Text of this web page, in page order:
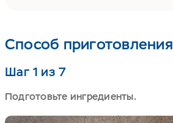
Способ приготовления
Шаг 1 из 7
Подготовьте ингредиенты.